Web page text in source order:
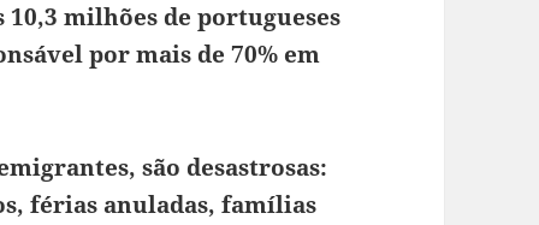
10,3 milhões de portugueses
por mais de 70% em
são desastrosas:
férias anuladas, famílias